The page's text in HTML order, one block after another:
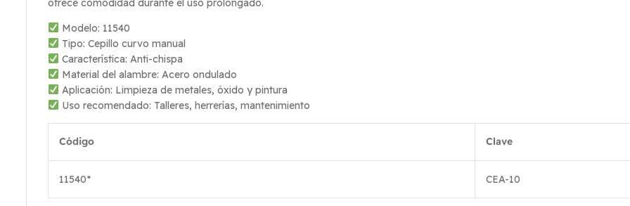
Modelo: 11540
Tipo: Cepillo curvo manual
Característica: Anti-chispa
Material del alambre: Acero ondulado
Aplicación: Limpieza de metales, óxido y pintura
Uso recomendado: Talleres, herrerías, mantenimiento
Código Clave
11540* CEA-10